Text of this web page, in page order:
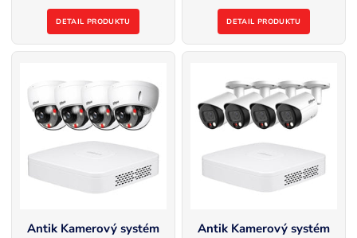
DETAIL PRODUKTU DETAIL PRODUKTU
Antik Kamerový systém
Antik Kamerový systém